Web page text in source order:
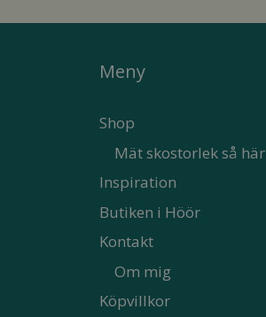
Meny
Shop
Mät skostorlek så här
Inspiration
Butiken i Höör
Kontakt
Om mig
Köpvillkor